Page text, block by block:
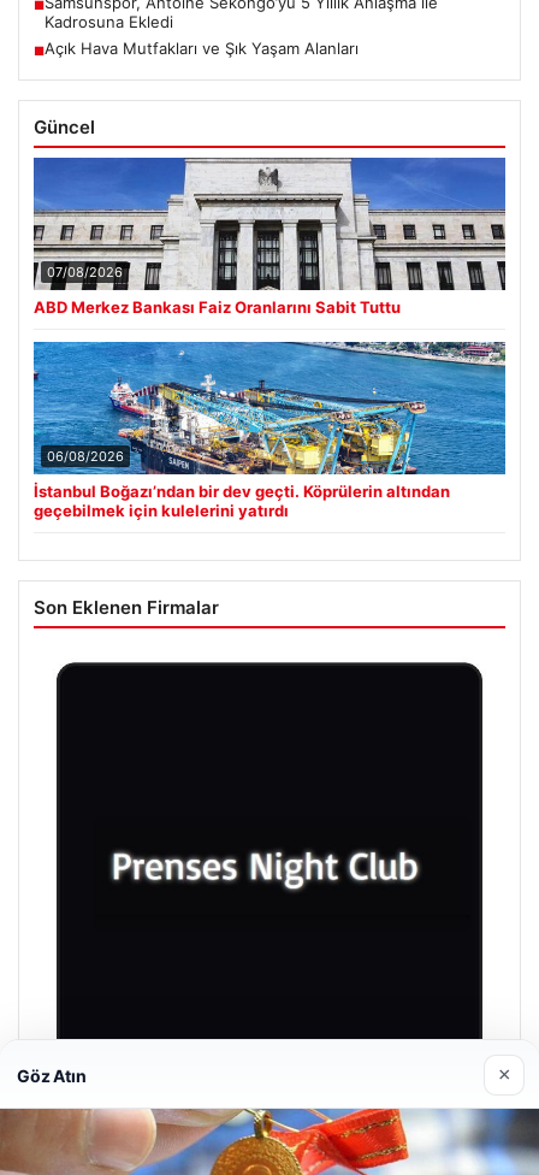
■
Kadrosuna Ekledi
■Açık Hava Mutfakları ve Şık Yaşam Alanları
Güncel
07/08/2026
ABD Merkez Bankası Faiz Oranlarını Sabit Tuttu
06/08/2026
İstanbul Boğazı’ndan bir dev geçti. Köprülerin altından
geçebilmek için kulelerini yatırdı
Son Eklenen Firmalar
Prenses Night Club
29/04/2026
Göz Atın ×